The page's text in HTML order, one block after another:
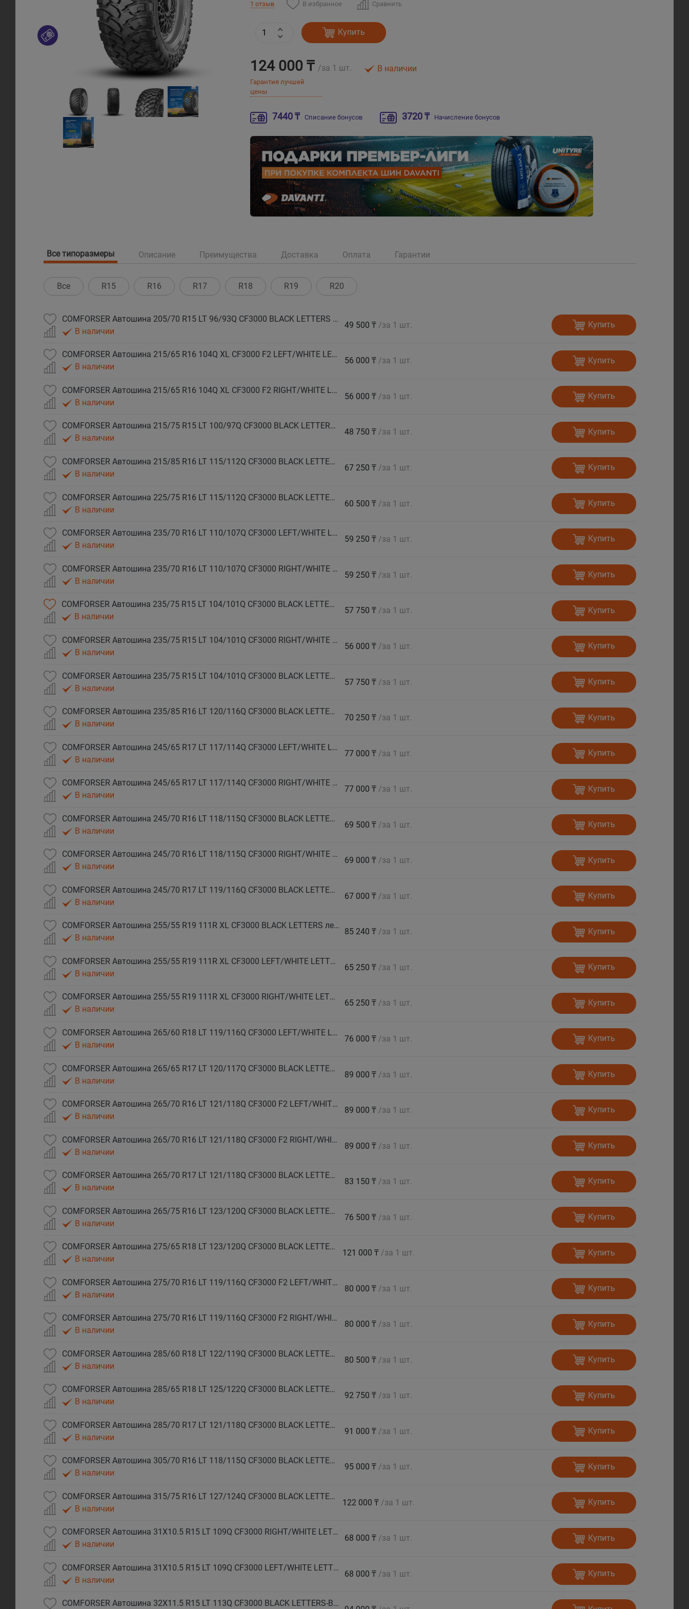
1 отзыв В избранное Сравнить
Купить
124 000 ₸ /за 1 шт.
Гарантия лучшей
цены
В наличии
7440 ₸ Списание бонусов 3720 ₸ Начисление бонусов
Все типоразмеры Описание Преимущества Доставка Оплата Гарантии
Все R15 R16 R17 R18 R19 R20
COMFORSER Автошина 205/70 R15 LT 96/93Q CF3000 BLACK LETTERS 6PR лето
В наличии
49 500 ₸ /за 1 шт. Купить
COMFORSER Автошина 215/65 R16 104Q XL CF3000 F2 LEFT/WHITE LETTERS лето
В наличии
56 000 ₸ /за 1 шт. Купить
COMFORSER Автошина 215/65 R16 104Q XL CF3000 F2 RIGHT/WHITE LETTERS лето
В наличии
56 000 ₸ /за 1 шт. Купить
COMFORSER Автошина 215/75 R15 LT 100/97Q CF3000 BLACK LETTERS 6PR лето
В наличии
48 750 ₸ /за 1 шт. Купить
COMFORSER Автошина 215/85 R16 LT 115/112Q CF3000 BLACK LETTERS 10PR лето
В наличии
67 250 ₸ /за 1 шт. Купить
COMFORSER Автошина 225/75 R16 LT 115/112Q CF3000 BLACK LETTERS 10PR-B2 лето
В наличии
60 500 ₸ /за 1 шт. Купить
COMFORSER Автошина 235/70 R16 LT 110/107Q CF3000 LEFT/WHITE LETTERS 8PR лето
В наличии
59 250 ₸ /за 1 шт. Купить
COMFORSER Автошина 235/70 R16 LT 110/107Q CF3000 RIGHT/WHITE LETTERS 8PR лето
В наличии
59 250 ₸ /за 1 шт. Купить
COMFORSER Автошина 235/75 R15 LT 104/101Q CF3000 BLACK LETTERS 6PR лето
В наличии
57 750 ₸ /за 1 шт. Купить
COMFORSER Автошина 235/75 R15 LT 104/101Q CF3000 RIGHT/WHITE LETTERS-B 6PR лето
В наличии
56 000 ₸ /за 1 шт. Купить
COMFORSER Автошина 235/75 R15 LT 104/101Q CF3000 BLACK LETTERS 6PR лето
В наличии
57 750 ₸ /за 1 шт. Купить
COMFORSER Автошина 235/85 R16 LT 120/116Q CF3000 BLACK LETTERS 10PR-B2 лето
В наличии
70 250 ₸ /за 1 шт. Купить
COMFORSER Автошина 245/65 R17 LT 117/114Q CF3000 LEFT/WHITE LETTERS 10PR лето
В наличии
77 000 ₸ /за 1 шт. Купить
COMFORSER Автошина 245/65 R17 LT 117/114Q CF3000 RIGHT/WHITE LETTERS 10PR лето
В наличии
77 000 ₸ /за 1 шт. Купить
COMFORSER Автошина 245/70 R16 LT 118/115Q CF3000 BLACK LETTERS 10PR лето
В наличии
69 500 ₸ /за 1 шт. Купить
COMFORSER Автошина 245/70 R16 LT 118/115Q CF3000 RIGHT/WHITE LETTERS 10PR лето
В наличии
69 000 ₸ /за 1 шт. Купить
COMFORSER Автошина 245/70 R17 LT 119/116Q CF3000 BLACK LETTERS 10PR лето
В наличии
67 000 ₸ /за 1 шт. Купить
COMFORSER Автошина 255/55 R19 111R XL CF3000 BLACK LETTERS лето
В наличии
85 240 ₸ /за 1 шт. Купить
COMFORSER Автошина 255/55 R19 111R XL CF3000 LEFT/WHITE LETTERS лето
В наличии
65 250 ₸ /за 1 шт. Купить
COMFORSER Автошина 255/55 R19 111R XL CF3000 RIGHT/WHITE LETTERS лето
В наличии
65 250 ₸ /за 1 шт. Купить
COMFORSER Автошина 265/60 R18 LT 119/116Q CF3000 LEFT/WHITE LETTERS 10PR лето
В наличии
76 000 ₸ /за 1 шт. Купить
COMFORSER Автошина 265/65 R17 LT 120/117Q CF3000 BLACK LETTERS 10PR лето
В наличии
89 000 ₸ /за 1 шт. Купить
COMFORSER Автошина 265/70 R16 LT 121/118Q CF3000 F2 LEFT/WHITE LETTERS 10PR лето
В наличии
89 000 ₸ /за 1 шт. Купить
COMFORSER Автошина 265/70 R16 LT 121/118Q CF3000 F2 RIGHT/WHITE LETTERS 10PR лето
В наличии
89 000 ₸ /за 1 шт. Купить
COMFORSER Автошина 265/70 R17 LT 121/118Q CF3000 BLACK LETTERS 10PR-B2 лето
В наличии
83 150 ₸ /за 1 шт. Купить
COMFORSER Автошина 265/75 R16 LT 123/120Q CF3000 BLACK LETTERS 10PR лето
В наличии
76 500 ₸ /за 1 шт. Купить
COMFORSER Автошина 275/65 R18 LT 123/120Q CF3000 BLACK LETTERS лето
В наличии
121 000 ₸ /за 1 шт. Купить
COMFORSER Автошина 275/70 R16 LT 119/116Q CF3000 F2 LEFT/WHITE LETTERS 8PR лето
В наличии
80 000 ₸ /за 1 шт. Купить
COMFORSER Автошина 275/70 R16 LT 119/116Q CF3000 F2 RIGHT/WHITE LETTERS 8PR лето
В наличии
80 000 ₸ /за 1 шт. Купить
COMFORSER Автошина 285/60 R18 LT 122/119Q CF3000 BLACK LETTERS 10PR лето
В наличии
80 500 ₸ /за 1 шт. Купить
COMFORSER Автошина 285/65 R18 LT 125/122Q CF3000 BLACK LETTERS 10PR лето
В наличии
92 750 ₸ /за 1 шт. Купить
COMFORSER Автошина 285/70 R17 LT 121/118Q CF3000 BLACK LETTERS 8PR лето
В наличии
91 000 ₸ /за 1 шт. Купить
COMFORSER Автошина 305/70 R16 LT 118/115Q CF3000 BLACK LETTERS 8PR-B2 лето
В наличии
95 000 ₸ /за 1 шт. Купить
COMFORSER Автошина 315/75 R16 LT 127/124Q CF3000 BLACK LETTERS 10PR лето
В наличии
122 000 ₸ /за 1 шт. Купить
COMFORSER Автошина 31X10.5 R15 LT 109Q CF3000 RIGHT/WHITE LETTERS-BB 6PR лето
В наличии
68 000 ₸ /за 1 шт. Купить
COMFORSER Автошина 31X10.5 R15 LT 109Q CF3000 LEFT/WHITE LETTERS-AA 6PR лето
В наличии
68 000 ₸ /за 1 шт. Купить
COMFORSER Автошина 32X11.5 R15 LT 113Q CF3000 BLACK LETTERS-B2 6PR лето